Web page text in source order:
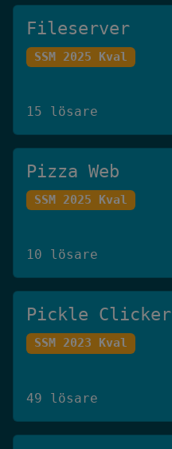
Fileserver
SSM 2025 Kval
15 lösare
Pizza Web
SSM 2025 Kval
10 lösare
Pickle Clicker
SSM 2023 Kval
49 lösare